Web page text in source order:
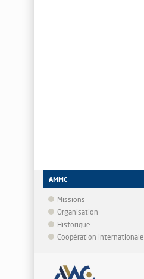
AMMC
Missions
Organisation
Historique
Coopération internationale